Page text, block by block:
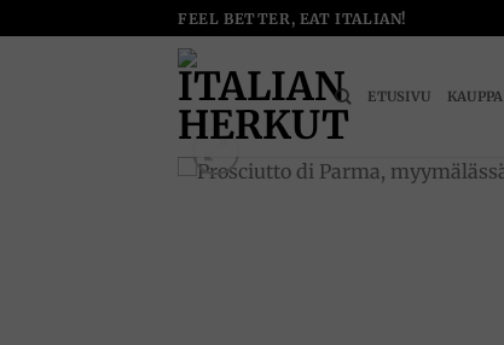
to
FEEL BETTER, EAT ITALIAN!
ETUSIVU KAUPPA